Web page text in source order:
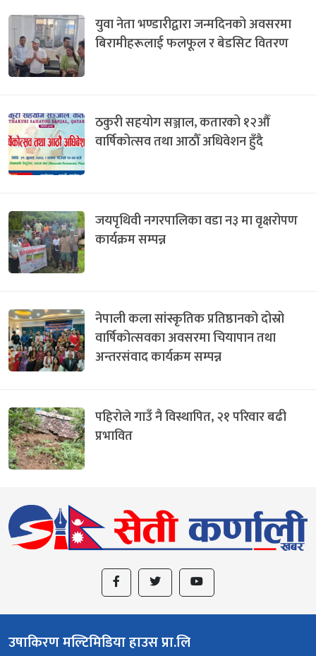
युवा नेता भण्डारीद्वारा जन्मदिनको अवसरमा
बिरामीहरूलाई फलफूल र बेडसिट वितरण
ठकुरी सहयोग सञ्जाल, कतारको १२औँ
वार्षिकोत्सव तथा आठौँ अधिवेशन हुँदै
जयपृथिवी नगरपालिका वडा न३ मा वृक्षरोपण
कार्यक्रम सम्पन्न
नेपाली कला सांस्कृतिक प्रतिष्ठानको दोस्रो
वार्षिकोत्सवका अवसरमा चियापान तथा
अन्तरसंवाद कार्यक्रम सम्पन्न
पहिरोले गाउँ नै विस्थापित, २१ परिवार बढी
प्रभावित
उषाकिरण मल्टिमिडिया हाउस प्रा.लि